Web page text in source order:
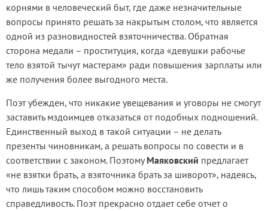
корнями в человеческий быт, где даже незначительные
вопросы принято решать за накрытым столом, что является
одной из разновидностей взяточничества. Обратная
сторона медали – проституция, когда «девушки рабочье
тело взятой тычут мастерам» ради повышения зарплаты или
же получения более выгодного места.
Поэт убежден, что никакие увещевания и уговоры не смогут
заставить мздоимцев отказаться от подобных подношений.
Единственный выход в такой ситуации – не делать
презенты чиновникам, а решать вопросы по совести и в
соответствии с законом. ПоэтомуМаяковский предлагает
«не взятки брать, а взяточника брать за шиворот», надеясь,
что лишь таким способом можно восстановить
справедливость. Поэт прекрасно отдает себе отчет о